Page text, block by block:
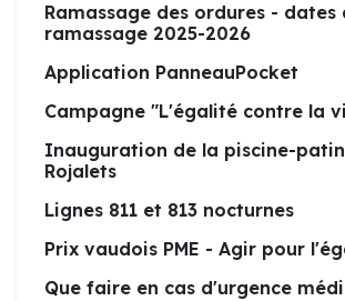
Ramassage des ordures - dates
ramassage 2025-2026
Application PanneauPocket
Campagne "L'égalité contre la
Inauguration de la piscine-
Rojalets
Lignes 811 et 813 nocturnes
Prix vaudois PME - Agir pour
Que faire en cas d'urgence